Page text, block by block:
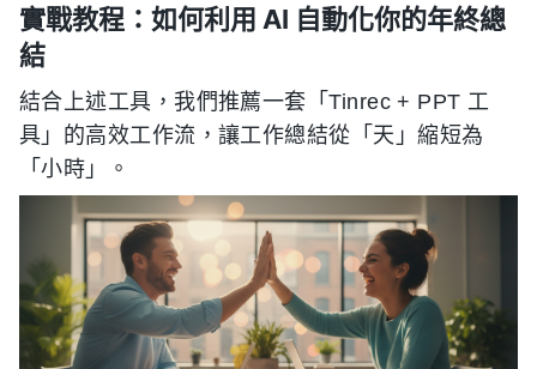
實戰教程：如何利用 AI 自動化你的年終總
結
結合上述工具，我們推薦一套「Tinrec + PPT 工
具」的高效工作流，讓工作總結從「天」縮短為
「小時」。